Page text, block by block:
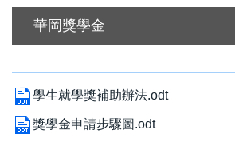
華岡獎學金
學生就學獎補助辦法.odt
獎學金申請步驟圖.odt